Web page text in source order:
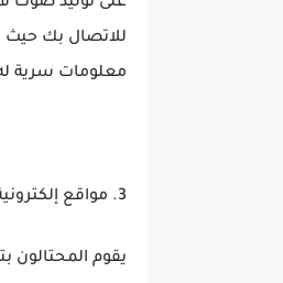
للاتصال بك حيث
معلومات سرية
3. مواقع إلكترونية مزيفة مصممة بواسطة الذكاء الاصطناعي
يقوم المحتالون